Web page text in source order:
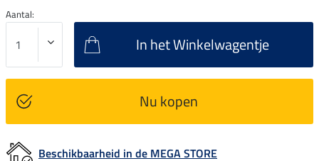
Aantal:
In het Winkelwagentje
Nu kopen
Beschikbaarheid in de MEGA STORE